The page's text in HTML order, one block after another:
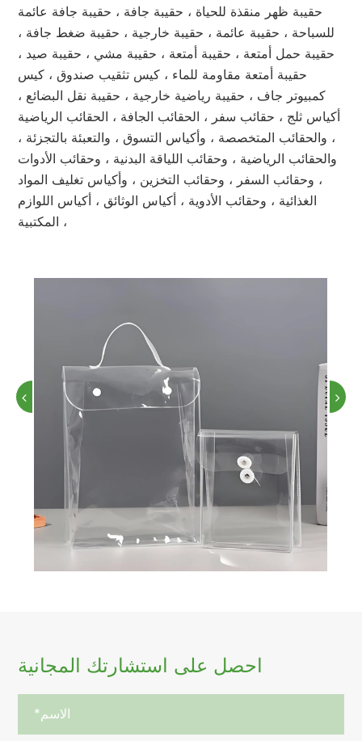
حقيبة ظهر منقذة للحياة ، حقيبة جافة ، حقيبة جافة عائمة
للسباحة ، حقيبة عائمة ، حقيبة خارجية ، حقيبة ضغط جافة ،
حقيبة حمل أمتعة ، حقيبة أمتعة ، حقيبة مشي ، حقيبة صيد ،
حقيبة أمتعة مقاومة للماء ، كيس تثقيب صندوق ، كيس
كمبيوتر جاف ، حقيبة رياضية خارجية ، حقيبة نقل البضائع ،
أكياس ثلج ، حقائب سفر ، الحقائب الجافة ، الحقائب الرياضية
، والحقائب المتخصصة ، وأكياس التسوق ، والتعبئة بالتجزئة ،
والحقائب الرياضية ، وحقائب اللياقة البدنية ، وحقائب الأدوات
، وحقائب السفر ، وحقائب التخزين ، وأكياس تغليف المواد
الغذائية ، وحقائب الأدوية ، أكياس الوثائق ، أكياس اللوازم
المكتبية ،
احصل على استشارتك المجانية